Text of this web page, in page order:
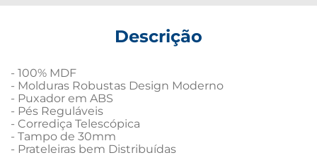
Descrição
- 100% MDF
- Molduras Robustas Design Moderno
- Puxador em ABS
- Pés Reguláveis
- Corrediça Telescópica
- Tampo de 30mm
- Prateleiras bem Distribuídas